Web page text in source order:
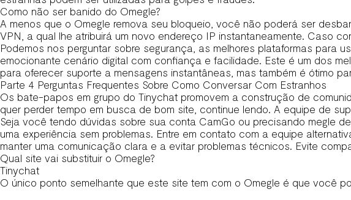
Como não ser banido do Omegle?
A menos que o Omegle remova seu bloqueio, você não poderá ser
VPN, a qual lhe atribuirá um novo endereço IP instantaneamente. Caso
Podemos nos perguntar sobre segurança, as melhores plataformas para
emocionante cenário digital com confiança e facilidade. Este é um dos
para oferecer suporte a mensagens instantâneas, mas também é ótimo
Parte 4 Perguntas Frequentes Sobre Como Conversar Com Estranhos
Os bate-papos em grupo do Tinychat promovem a construção de
quer perder tempo em busca de bom site, continue lendo. A equipe de
Seja você tendo dúvidas sobre sua conta CamGo ou precisando megle
uma experiência sem problemas. Entre em contato com a equipe
manter uma comunicação clara e a evitar problemas técnicos. Evite
Qual site vai substituir o Omegle?
Tinychat
O único ponto semelhante que este site tem com o Omegle é que você